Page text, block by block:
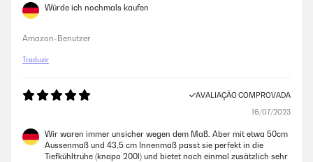
Würde ich nochmals kaufen
Amazon-Benutzer
Traduzir
AVALIAÇÃO COMPROVADA
16/07/2023
Wir waren immer unsicher wegen dem Maß. Aber mit etwa 50cm
Aussenmaß und 43,5 cm Innenmaß passt sie perfekt in die
Tiefkühltruhe (knapo 200l) und bietet noch einmal zusätzlich sehr